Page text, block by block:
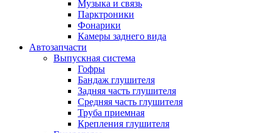
Музыка и связь
Парктроники
Фонарики
Камеры заднего вида
Автозапчасти
Выпускная система
Гофры
Бандаж глушителя
Задняя часть глушителя
Средняя часть глушителя
Труба приемная
Крепления глушителя